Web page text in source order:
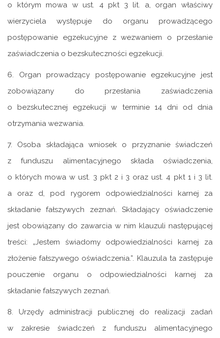
o którym mowa w ust. 4 pkt 3 lit. a, organ właściwy
wierzyciela występuje do organu prowadzącego
postępowanie egzekucyjne z wezwaniem o przesłanie
zaświadczenia o bezskuteczności egzekucji.
6. Organ prowadzący postępowanie egzekucyjne jest
zobowiązany do przesłania zaświadczenia
o bezskutecznej egzekucji w terminie 14 dni od dnia
otrzymania wezwania.
7. Osoba składająca wniosek o przyznanie świadczeń
z funduszu alimentacyjnego składa oświadczenia,
o których mowa w ust. 3 pkt 2 i 3 oraz ust. 4 pkt 1 i 3 lit.
a oraz d, pod rygorem odpowiedzialności karnej za
składanie fałszywych zeznań. Składający oświadczenie
jest obowiązany do zawarcia w nim klauzuli następującej
treści: „Jestem świadomy odpowiedzialności karnej za
złożenie fałszywego oświadczenia.”. Klauzula ta zastępuje
pouczenie organu o odpowiedzialności karnej za
składanie fałszywych zeznań.
8. Urzędy administracji publicznej do realizacji zadań
w zakresie świadczeń z funduszu alimentacyjnego